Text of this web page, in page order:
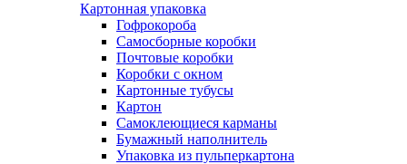
Картонная упаковка
Гофрокороба
Самосборные коробки
Почтовые коробки
Коробки с окном
Картонные тубусы
Картон
Самоклеющиеся карманы
Бумажный наполнитель
Упаковка из пульперкартона